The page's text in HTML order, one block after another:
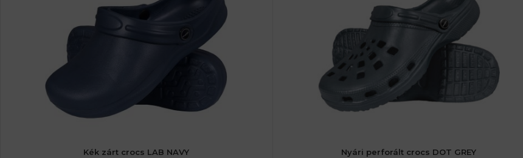
Kék zárt crocs LAB NAVY Nyári perforált crocs DOT GREY